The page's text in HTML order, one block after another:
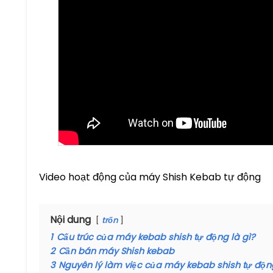
Video hoạt động của máy Shish Kebab tự động
Nội dung trốn
1 Cấu trúc của máy kebab shish tự động là gì?
2 Cần bán máy Shish kebab
3 Nguyên lý làm việc của máy kebab shish tự